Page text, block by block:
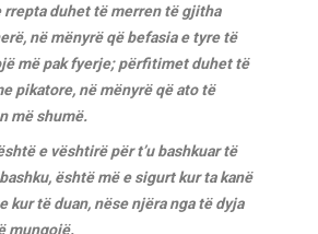
rrepta duhet të merren të gjitha
në mënyrë që befasia e tyre të
më pak fyerje; përfitimet duhet të
pikatore, në mënyrë që ato të
më shumë.
e vështirë për t’u bashkuar të
është më e sigurt kur ta kanë
kur të duan, nëse njëra nga të dyja
mungojë.